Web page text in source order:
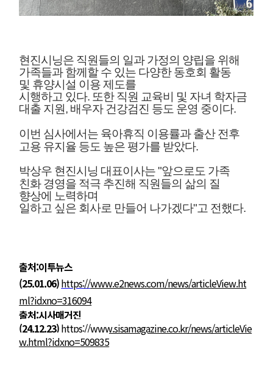
현진시닝은 직원들의 일과 가정의 양립을 위해
가족들과 함께할 수 있는 다양한 동호회 활동
및 휴양시설 이용 제도를
시행하고 있다. 또한 직원 교육비 및 자녀 학자금
대출 지원, 배우자 건강검진 등도 운영 중이다.
이번 심사에서는 육아휴직 이용률과 출산 전후
고용 유지율 등도 높은 평가를 받았다.
박상우 현진시닝 대표이사는 "앞으로도 가족
친화 경영을 적극 추진해 직원들의 삶의 질
향상에 노력하며
일하고 싶은 회사로 만들어 나가겠다"고 전했다.
출처:이투뉴스
(25.01.06)https://www.e2news.com/news/articleView.ht
ml?idxno=316094
출처:시사매거진
(24.12.23)https://www.sisamagazine.co.kr/news/articleVie
w.html?idxno=509835